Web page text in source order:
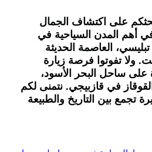
نحثكم على اكتشاف الجمال
في أهم المدن السياحية في
العاصمة الحديثة
ولا تفوتوا فرصة زيارة
على ساحل البحر الأسود،
في قازبيجي. نتمنى لكم
تجمع بين التاريخ والطبيعة